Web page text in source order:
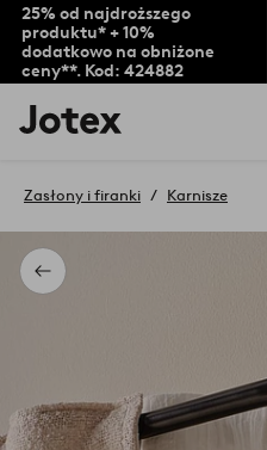
25% od najdroższego
produktu* + 10%
dodatkowo na obniżone
ceny**. Kod: 424882
Logo
Jotex
na
stronę
Powrót
Zasłony i firanki Karnisze